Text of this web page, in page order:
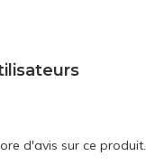
d'avis sur ce produit.